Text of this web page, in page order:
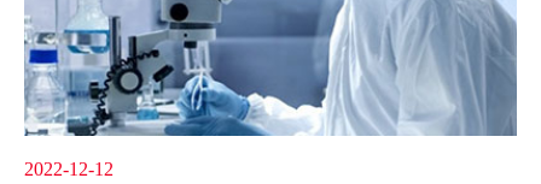
2022-12-12